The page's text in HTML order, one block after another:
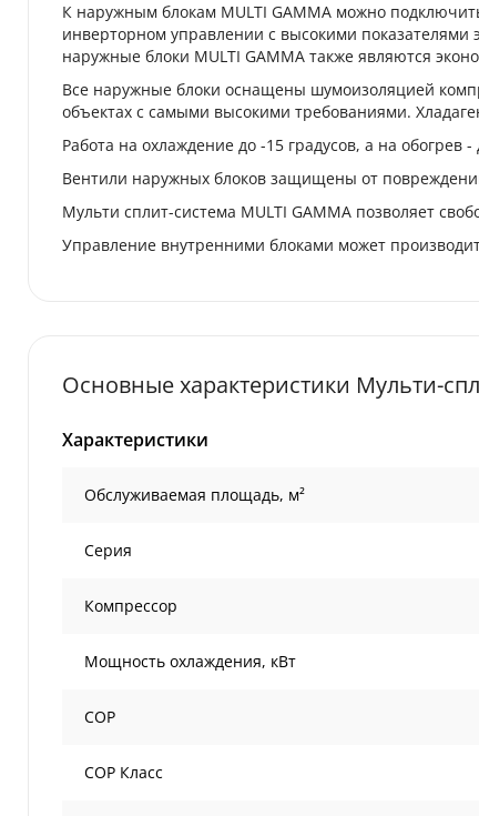
К наружным блокам MULTI GAMMA можно
инверторном управлении с высокими показателями
наружные блоки MULTI GAMMA также являются
Все наружные блоки оснащены шумоизоляцией
объектах с самыми высокими требованиями.
Работа на охлаждение до -15 градусов, а на обогрев
Вентили наружных блоков защищены от
Мульти сплит-система MULTI GAMMA позволяет
Управление внутренними блоками может
Основные характеристики Мульти-
Характеристики
Обслуживаемая площадь, м²
Серия
Компрессор
Мощность охлаждения, кВт
COP
COP Класс